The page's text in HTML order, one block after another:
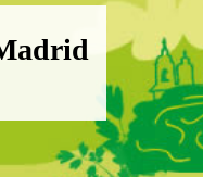
de Madrid